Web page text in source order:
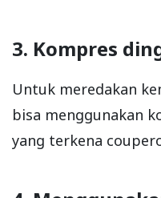
3. Kompres
Untuk meredakan
bisa menggunakan
yang terkena